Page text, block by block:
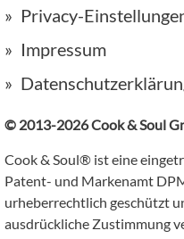
Privacy-
Impressum
© 2013-2026 Cook & Soul
Cook & Soul® ist eine
Patent- und Markenamt
urheberrechtlich geschützt
ausdrückliche Zustimmung